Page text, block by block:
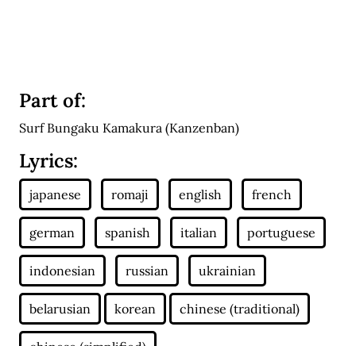
Part of:
Surf Bungaku Kamakura (Kanzenban)
Lyrics: